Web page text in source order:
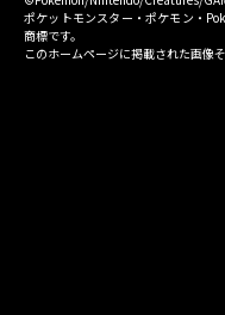
ポケットモンスター・ポケモン・
商標です。
このホームページに掲載された画像